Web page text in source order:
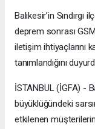
Balıkesir’in
deprem sonrası
iletişim ihtiyaçlarını
tanımlandığını
İSTANBUL (İGFA) -
büyüklüğündeki
etkilenen